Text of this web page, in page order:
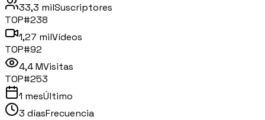
33,3 milSuscriptores
TOP#238
1,27 milVídeos
TOP#92
4,4 MVisitas
TOP#253
1 mesÚltimo
3 díasFrecuencia